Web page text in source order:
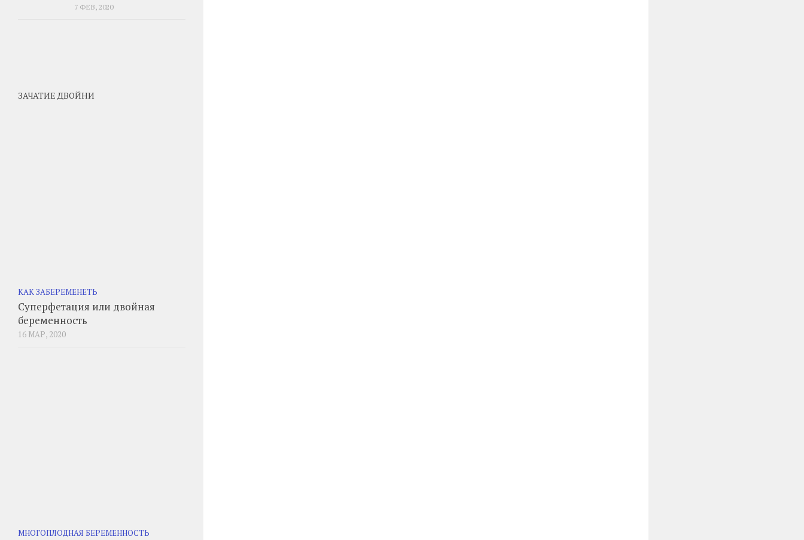
7 ФЕВ, 2020
ЗАЧАТИЕ ДВОЙНИ
КАК ЗАБЕРЕМЕНЕТЬ
Суперфетация или двойная
беременность
16 МАР, 2020
МНОГОПЛОДНАЯ БЕРЕМЕННОСТЬ